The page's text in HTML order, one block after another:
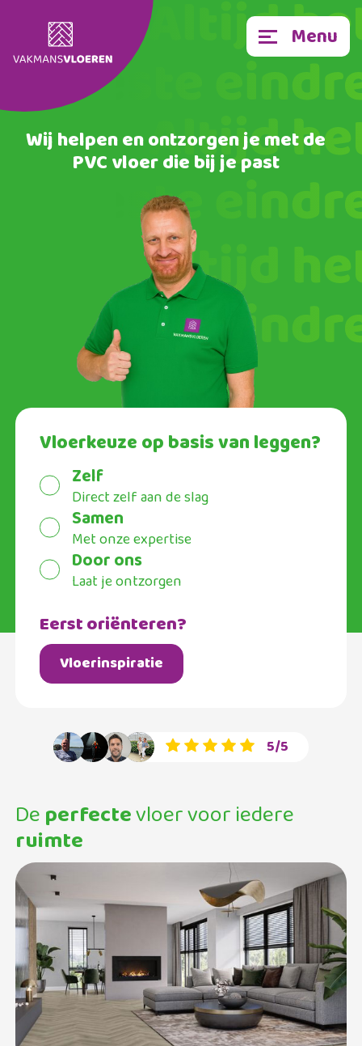
Menu
Wij helpen en ontzorgen je met de
PVC vloer die bij je past
Vloerkeuze op basis van leggen?
Zelf
Direct zelf aan de slag
Samen
Met onze expertise
Door ons
Laat je ontzorgen
Eerst oriënteren?
Vloerinspiratie
5/5
Deperfectevloer voor iedere
ruimte